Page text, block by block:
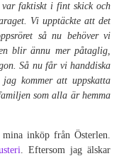
faktiskt i fint skick och
Vi upptäckte att det
så nu behöver vi
blir ännu mer påtaglig,
Så nu får vi handdiska
kommer att uppskatta
som alla är hemma
inköp från Österlen.
. Eftersom jag älskar